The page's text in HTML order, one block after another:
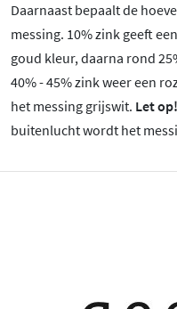
Daarnaast bepaalt de
messing. 10% zink geeft
goud kleur, daarna rond
40% - 45% zink weer een
het messing grijswit. Let op!
buitenlucht wordt het